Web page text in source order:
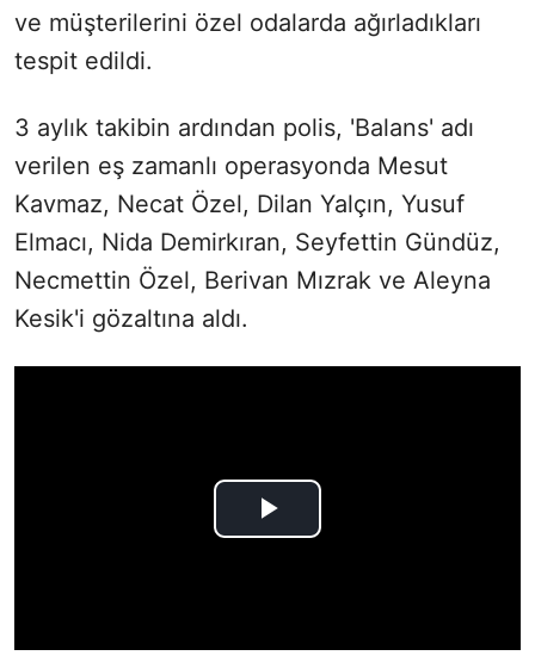
ve müşterilerini özel odalarda ağırladıkları
tespit edildi.
3 aylık takibin ardından polis, 'Balans' adı
verilen eş zamanlı operasyonda Mesut
Kavmaz, Necat Özel, Dilan Yalçın, Yusuf
Elmacı, Nida Demirkıran, Seyfettin Gündüz,
Necmettin Özel, Berivan Mızrak ve Aleyna
Kesik'i gözaltına aldı.